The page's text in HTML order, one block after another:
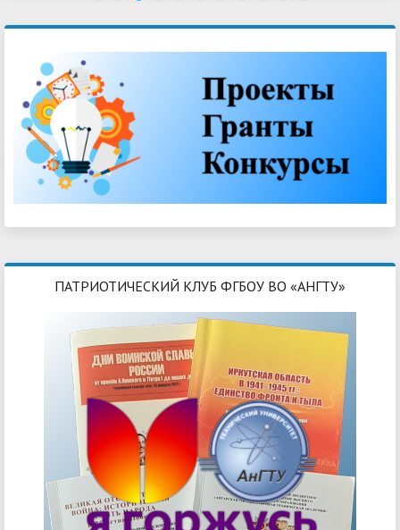
ПАТРИОТИЧЕСКИЙ КЛУБ ФГБОУ ВО «АНГТУ»